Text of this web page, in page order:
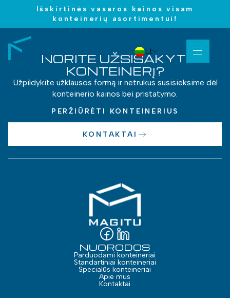
Išskirtinės vasaros kainos visam
konteinerių asortimentui!
Lt
NORITE UŽSISAKYTI
KONTEINERĮ?
Užpildykite užklausos formą ir netrukus susisieksime dėl
konteinerio kainos bei pristatymo.
PERŽIŪRĖTI KONTEINERIUS
KONTAKTAI
NUORODOS
Parduodami konteineriai
Standartiniai konteineriai
Specialūs konteineriai
Apie mus
Kontaktai